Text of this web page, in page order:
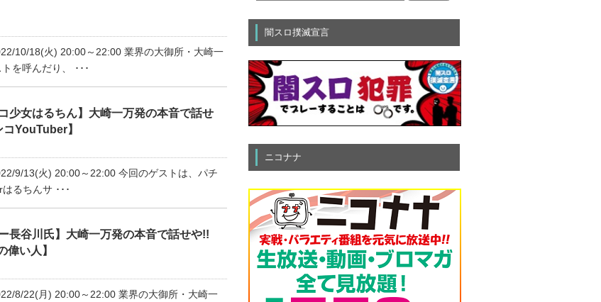
10/18(火) 20:00～22:00 業界の大御所・大崎一
を呼んだり、 ･･･
コ少女はるちん】大崎一万発の本音で話せ
YouTuber】
9/13(火) 20:00～22:00 今回のゲストは、パチ
るちんサ ･･･
ー長谷川氏】大崎一万発の本音で話せや!!
偉い人】
8/22(月) 20:00～22:00 業界の大御所・大崎一
闇スロ撲滅宣言
ニコナナ